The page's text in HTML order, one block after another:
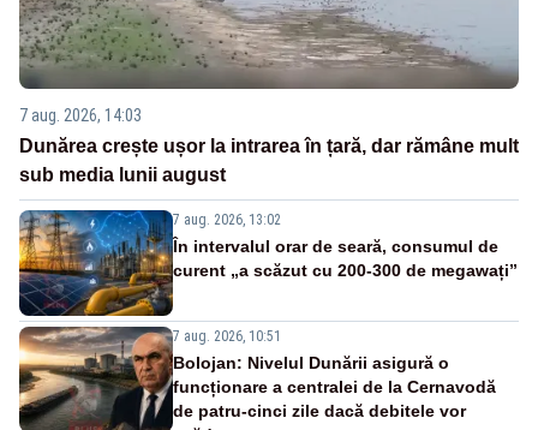
7 aug. 2026, 14:03
Dunărea crește ușor la intrarea în țară, dar rămâne mult
sub media lunii august
7 aug. 2026, 13:02
În intervalul orar de seară, consumul de
curent „a scăzut cu 200-300 de megawați”
7 aug. 2026, 10:51
Bolojan: Nivelul Dunării asigură o
funcționare a centralei de la Cernavodă
de patru-cinci zile dacă debitele vor